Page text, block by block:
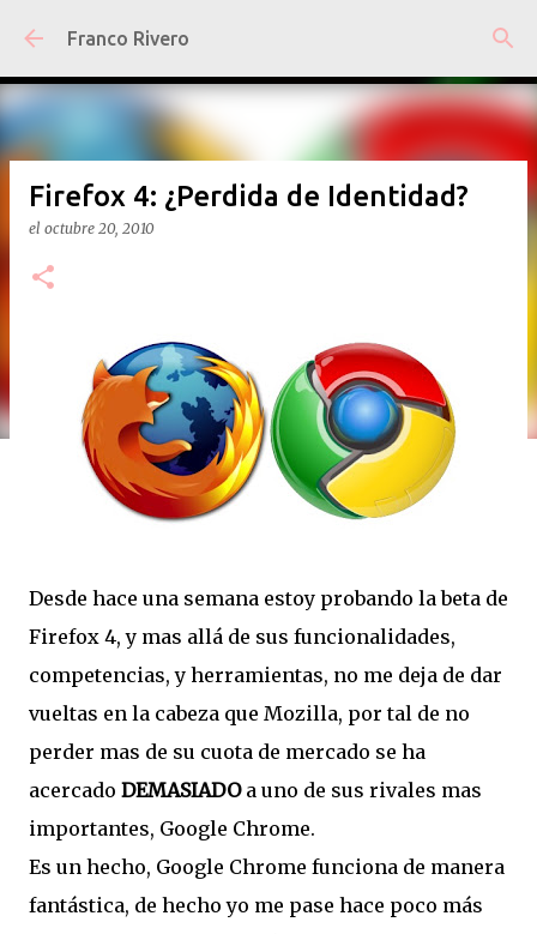
Ir al contenido principal
Franco Rivero
Firefox 4: ¿Perdida de Identidad?
el octubre 20, 2010
Desde hace una semana estoy probando la beta de
Firefox 4, y mas allá de sus funcionalidades,
competencias, y herramientas, no me deja de dar
vueltas en la cabeza que Mozilla, por tal de no
perder mas de su cuota de mercado se ha
acercado DEMASIADO a uno de sus rivales mas
importantes, Google Chrome.
Es un hecho, Google Chrome funciona de manera
fantástica, de hecho yo me pase hace poco más